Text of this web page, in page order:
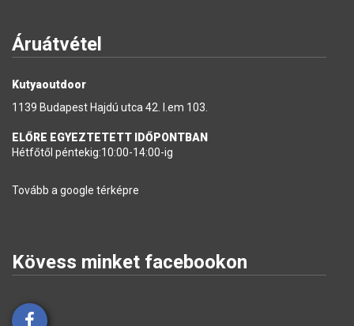
Áruátvétel
Kutyaoutdoor
1139 Budapest Hajdú utca 42. I.em 103.
ELŐRE EGYEZTETETT IDŐPONTBAN
Hétfőtől péntekig:10:00-14:00-ig
Tovább a google térképre
Kövess minket facebookon